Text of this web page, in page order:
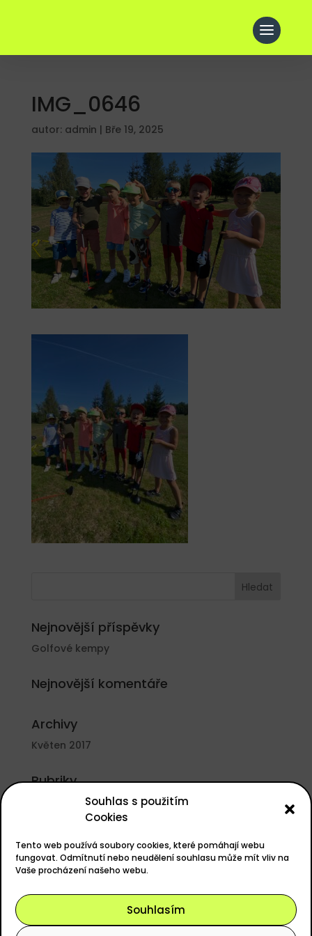
Souhlas s použitím
Cookies
Tento web používá soubory cookies, které pomáhají webu
fungovat. Odmítnutí nebo neudělení souhlasu může mít vliv na
Vaše procházení našeho webu.
Souhlasím
IMG_0646
autor: admin | Bře 19, 2025
Nejnovější příspěvky
Golfové kempy
Nejnovější komentáře
Archivy
Květen 2017
Rubriky
Nezařazené
Přihlásit se
Zdroj kanálů (příspěvky)
Kanál komentářů